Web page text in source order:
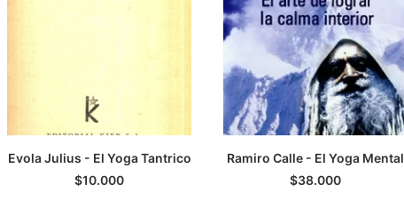
AGREGAR AL CARRITO
Evola Julius - El Yoga Tantrico
$10.000
AGREGAR AL CARRITO
Ramiro Calle - El Yoga Mental
$38.000